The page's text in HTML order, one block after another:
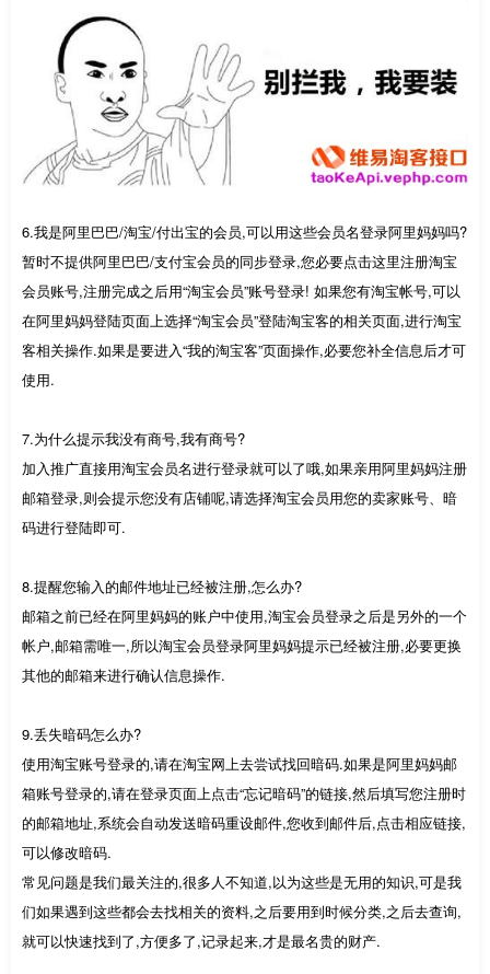
6.我是阿里巴巴/淘宝/付出宝的会员,可以用这些会员名登录阿里妈妈吗?
暂时不提供阿里巴巴/支付宝会员的同步登录,您必要点击这里注册淘宝
会员账号,注册完成之后用“淘宝会员”账号登录! 如果您有淘宝帐号,可以
在阿里妈妈登陆页面上选择“淘宝会员”登陆淘宝客的相关页面,进行淘宝
客相关操作.如果是要进入“我的淘宝客”页面操作,必要您补全信息后才可
使用.
7.为什么提示我没有商号,我有商号?
加入推广直接用淘宝会员名进行登录就可以了哦,如果亲用阿里妈妈注册
邮箱登录,则会提示您没有店铺呢,请选择淘宝会员用您的卖家账号、暗
码进行登陆即可.
8.提醒您输入的邮件地址已经被注册,怎么办?
邮箱之前已经在阿里妈妈的账户中使用,淘宝会员登录之后是另外的一个
帐户,邮箱需唯一,所以淘宝会员登录阿里妈妈提示已经被注册,必要更换
其他的邮箱来进行确认信息操作.
9.丢失暗码怎么办?
使用淘宝账号登录的,请在淘宝网上去尝试找回暗码.如果是阿里妈妈邮
箱账号登录的,请在登录页面上点击“忘记暗码”的链接,然后填写您注册时
的邮箱地址,系统会自动发送暗码重设邮件,您收到邮件后,点击相应链接,
可以修改暗码.
常见问题是我们最关注的,很多人不知道,以为这些是无用的知识,可是我
们如果遇到这些都会去找相关的资料,之后要用到时候分类,之后去查询,
就可以快速找到了,方便多了,记录起来,才是最名贵的财产.